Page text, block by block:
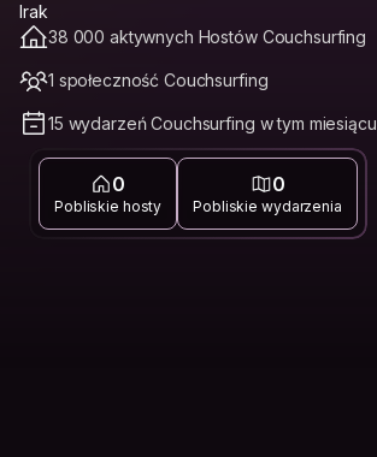
Irak
38 000 aktywnych Hostów Couchsurfing
1 społeczność Couchsurfing
15 wydarzeń Couchsurfing w tym miesiącu
0
Pobliskie hosty
0
Pobliskie wydarzenia